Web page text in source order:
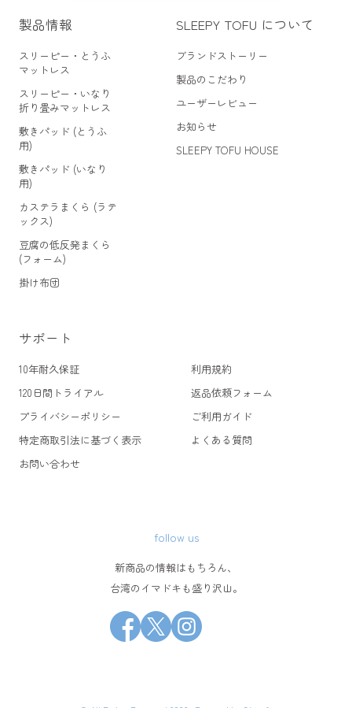
製品情報
スリーピー・とうふ
マットレス
スリーピー・いなり
折り畳みマットレス
敷きパッド (とうふ
用)
敷きパッド (いなり
用)
カステラまくら (ラテ
ックス)
豆腐の低反発まくら
(フォーム)
掛け布団
SLEEPY TOFU について
ブランドストーリー
製品のこだわり
ユーザーレビュー
お知らせ
SLEEPY TOFU HOUSE
サポート
10年耐久保証
利用規約
120日間トライアル
返品依頼フォーム
プライバシーポリシー
ご利用ガイド
特定商取引法に基づく表示
よくある質問
お問い合わせ
follow us
新商品の情報はもちろん、
台湾のイマドキも盛り沢山。